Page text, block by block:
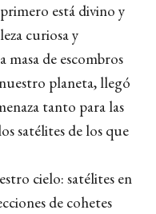
está divino y
curiosa y
masa de escombros
planeta, llegó
tanto para las
satélites de los que
cielo: satélites en
de cohetes